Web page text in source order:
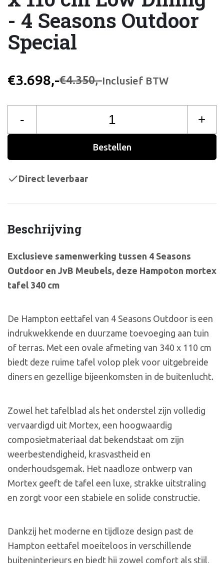
- 4 Seasons Outdoor
Special
€3.698,-€4.350,-Inclusief BTW
Beschrijving
Exclusieve samenwerking tussen 4 Seasons
Outdoor en JvB Meubels, deze Hampoton mortex
tafel 340 cm
De Hampton eettafel van 4 Seasons Outdoor is een
indrukwekkende en duurzame toevoeging aan tuin
of terras. Met een ovale afmeting van 340 x 110 cm
biedt deze ruime tafel volop plek voor uitgebreide
diners en gezellige bijeenkomsten in de buitenlucht.
Zowel het tafelblad als het onderstel zijn volledig
vervaardigd uit Mortex, een hoogwaardig
composietmateriaal dat bekendstaat om zijn
weerbestendigheid, krasvastheid en
onderhoudsgemak. Het naadloze ontwerp van
Mortex geeft de tafel een luxe, strakke uitstraling
en zorgt voor een stabiele en solide constructie.
Dankzij het moderne en tijdloze design past de
Hampton eettafel moeiteloos in verschillende
buiteninterieurs en biedt hij zowel comfort als stijl,
- +
Bestellen
Direct leverbaar